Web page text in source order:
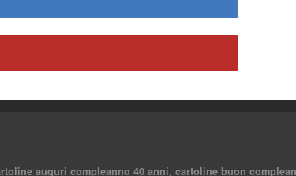
auguri compleanno 40 anni, cartoline buon